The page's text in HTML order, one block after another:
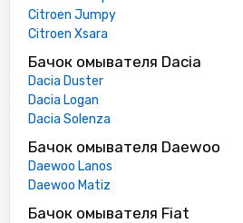
Citroen Jumpy
Citroen Xsara
Бачок омывателя Dacia
Dacia Duster
Dacia Logan
Dacia Solenza
Бачок омывателя Daewoo
Daewoo Lanos
Daewoo Matiz
Бачок омывателя Fiat